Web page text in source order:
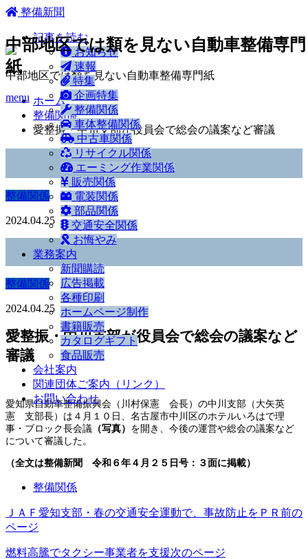
ホーム
記事を読む
お知らせ
速報
特集
企画特集
整備関係
車体整備関係
中古車関係
リサイクル関係
エーミング作業関係
販売関係
電装関係
部品関係
交通安全関係
お悔やみ
業務案内
新聞購読
広告掲載
各種印刷
ホームページ制作
書籍販売
カタログギフト
食品販売
会社案内
関連団体ご案内（リンク）
お問い合わせ
整備新聞
中部地区では類を見ない自動車整備専門
紙
menu
中部地区では類を見ない自動車整備専門紙
ホーム
整備関係
愛整振・中川支部が役員会で総会の議案など審議
整備関係
2024.04.25
整備関係
2024.04.25
愛整振・中川支部が役員会で総会の議案など
審議
愛知県自動車整備振興会（川村保憲 会長）の中川支部（大矢英
憲 支部長）は４月１０日、名古屋市中川区のホテルいろはで理
事・ブロック長会議 （写真） を開き、今後の運営や総会の議案など
について審議した。
（全文は整備新聞 令和６年４月２５日号：３面に掲載）
整備関係
ＪＡＦ愛知支部・春の交通安全運動で、事故防止をＰＲ 前の
ページ
燃料高騰でタクシー事業者を支援次のページ